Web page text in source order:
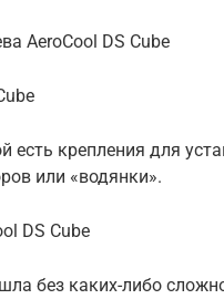
AeroCool DS Cube
есть крепления для
или «водянки».
DS Cube
без каких-либо